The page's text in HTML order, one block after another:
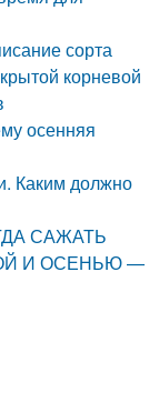
сорта
корневой
осенняя
Каким должно
САЖАТЬ
И ОСЕНЬЮ —